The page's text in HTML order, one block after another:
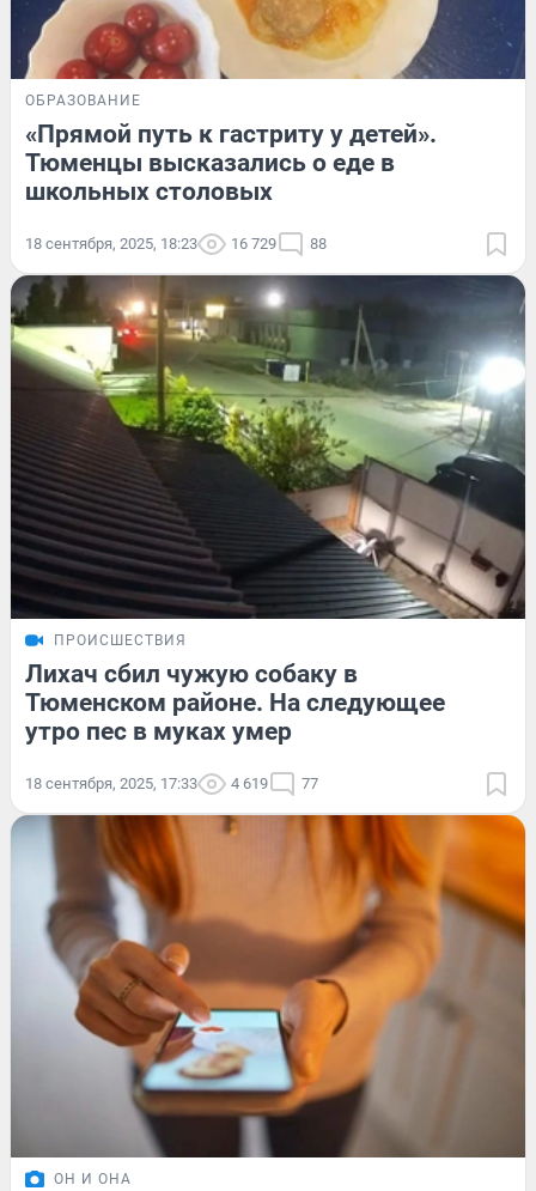
ОБРАЗОВАНИЕ
«Прямой путь к гастриту у детей».
Тюменцы высказались о еде в
школьных столовых
18 сентября, 2025, 18:23 16 729 88
ПРОИСШЕСТВИЯ
Лихач сбил чужую собаку в
Тюменском районе. На следующее
утро пес в муках умер
18 сентября, 2025, 17:33 4 619 77
ОН И ОНА